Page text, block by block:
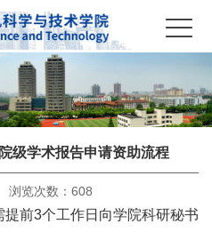
级学术报告申请资助流程
览次数： 608
提前3个工作日向学院科研秘书